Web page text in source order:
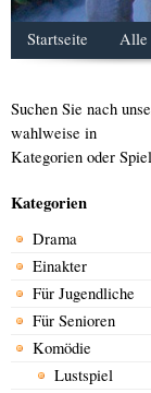
Startseite Alle
Suchen Sie nach
wahlweise in
Kategorien oder
Kategorien
Drama
Einakter
Für Jugendliche
Für Senioren
Komödie
Lustspiel